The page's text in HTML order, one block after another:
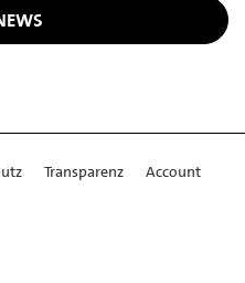
Transparenz
Account